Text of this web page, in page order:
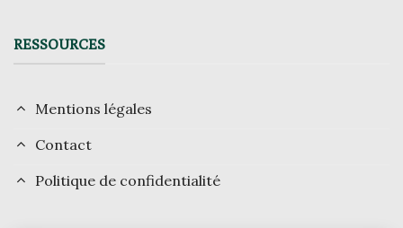
RESSOURCES
Mentions légales
Contact
Politique de confidentialité